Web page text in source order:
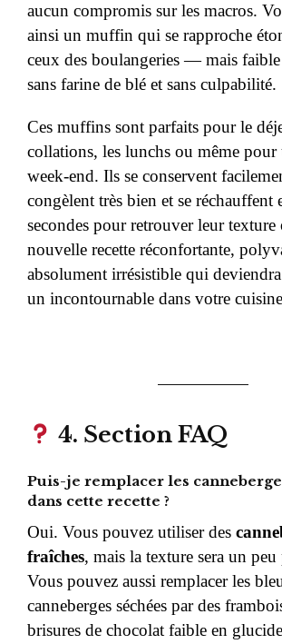
aucun compromis sur les macros.
ainsi un muffin qui se rapproche
ceux des boulangeries — mais
sans farine de blé et sans culpabilité.
Ces muffins sont parfaits pour le
collations, les lunchs ou même
week-end. Ils se conservent
congèlent très bien et se réchauffent
secondes pour retrouver leur
nouvelle recette réconfortante,
absolument irrésistible qui
un incontournable dans votre
4. Section FAQ
Puis-je remplacer les
dans cette recette ?
Oui. Vous pouvez utiliser des
fraîches, mais la texture sera un
Vous pouvez aussi remplacer les
canneberges séchées par des
brisures de chocolat faible en